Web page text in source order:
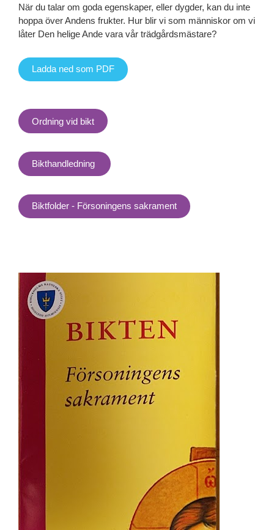
När du talar om goda egenskaper, eller dygder, kan du inte
hoppa över Andens frukter. Hur blir vi som människor om vi
låter Den helige Ande vara vår trädgårdsmästare?
Ladda ned som PDF
Ordning vid bikt
Bikthandledning
Biktfolder - Försoningens sakrament